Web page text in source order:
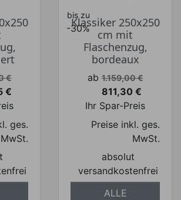
€
€
ges.
MwSt.
bis zu
-30%
Klassiker 250x250
cm mit
Flaschenzug,
bordeaux
Verkaufspreis
ab 1.159,00 €
Preis
811,30 €
Ihr Spar-Preis
Preise inkl. ges.
MwSt.
absolut
versandkostenfrei
ALLE